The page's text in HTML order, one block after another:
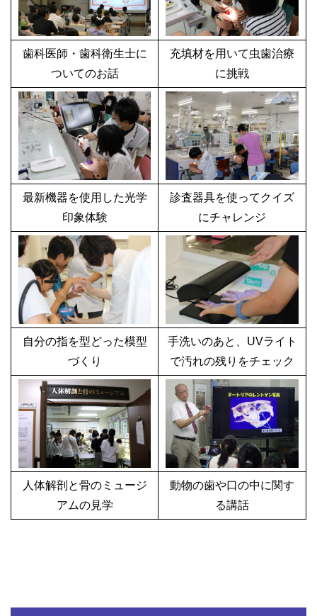
歯科医師・歯科衛生士に
ついてのお話
充填材を用いて虫歯治療
に挑戦
最新機器を使用した光学
印象体験
診査器具を使ってクイズ
にチャレンジ
自分の指を型どった模型
づくり
手洗いのあと、UVライト
で汚れの残りをチェック
人体解剖と骨のミュージ
アムの見学
動物の歯や口の中に関す
る講話